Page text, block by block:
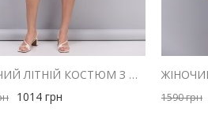
ЖІНОЧИЙ ЛІТНІЙ КОСТЮМ З ШОРТАМИ І ЖИЛЕТОМ З ЛЬОНУ РОЖЕВИЙ
1014 грн 1590грн